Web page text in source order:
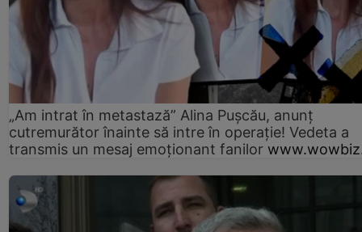
„Am intrat în metastază” Alina Pușcău, anunț
cutremurător înainte să intre în operație! Vedeta a
transmis un mesaj emoționant fanilor